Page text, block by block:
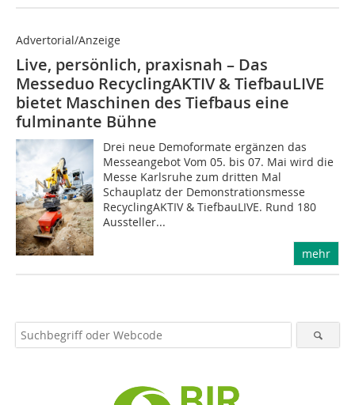
Advertorial/Anzeige
Live, persönlich, praxisnah – Das
Messeduo RecyclingAKTIV & TiefbauLIVE
bietet Maschinen des Tiefbaus eine
fulminante Bühne
Drei neue Demoformate ergänzen das
Messeangebot Vom 05. bis 07. Mai wird die
Messe Karlsruhe zum dritten Mal
Schauplatz der Demonstrationsmesse
RecyclingAKTIV & TiefbauLIVE. Rund 180
Aussteller...
mehr